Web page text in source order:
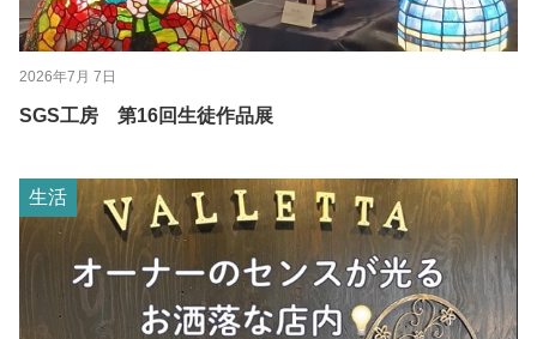
2026年7月 7日
SGS工房 第16回生徒作品展
生活